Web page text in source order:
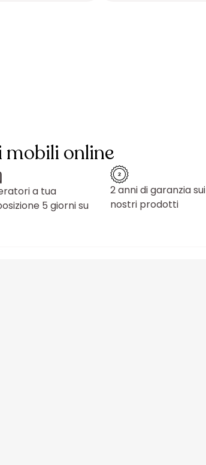
mobili online
a tua
5 giorni su
2 anni di garanzia sui
nostri prodotti